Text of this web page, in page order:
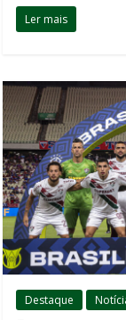
Ler mais
Destaque